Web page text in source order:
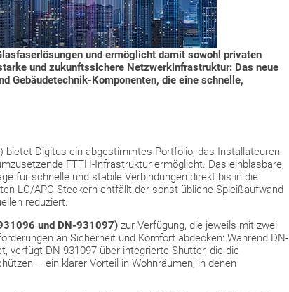
und ermöglicht damit sowohl privaten
und zukunftssichere Netzwerkinfrastruktur: Das neue
Gebäudetechnik-Komponenten, die eine schnelle,
Digitus ein abgestimmtes Portfolio, das Installateuren
FTTH-Infrastruktur ermöglicht. Das einblasbare,
für schnelle und stabile Verbindungen direkt bis in die
LC/APC-Steckern entfällt der sonst übliche Spleißaufwand
reduziert.
und DN-931097) zur Verfügung, die jeweils mit zwei
an Sicherheit und Komfort abdecken: Während DN-
verfügt DN-931097 über integrierte Shutter, die die
– ein klarer Vorteil in Wohnräumen, in denen